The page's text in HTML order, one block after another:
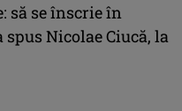
să se înscrie în
Nicolae Ciucă, la